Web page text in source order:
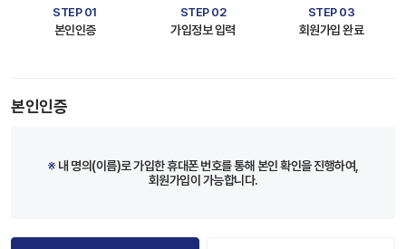
STEP 01
본인인증
STEP 02
가입정보 입력
STEP 03
회원가입 완료
본인인증
※내 명의(이름)로 가입한 휴대폰 번호를 통해 본인 확인을 진행하여,
회원가입이 가능합니다.